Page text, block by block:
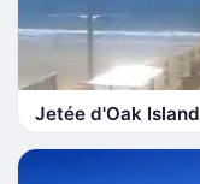
Jetée d'Oak Island